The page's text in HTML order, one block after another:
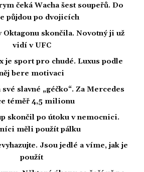
čeká Wacha šest soupeřů. Do
půjdou po dvojicích
Oktagonu skončila. Novotný ji už
vidí v UFC
je sport pro chudé. Luxus podle
bere motivaci
slavné „géčko“. Za Mercedes
téměř 4,5 milionu
skončil po útoku v nemocnici.
měli použít pálku
Jsou jedlé a víme, jak je
použít